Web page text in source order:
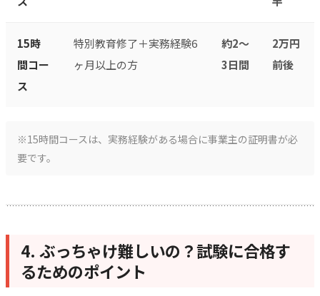
15時
間コー
ス
特別教育修了＋実務経験6
ヶ月以上の方
約2〜
3日間
2万円
前後
※15時間コースは、実務経験がある場合に事業主の証明書が必
要です。
4. ぶっちゃけ難しいの？試験に合格す
るためのポイント